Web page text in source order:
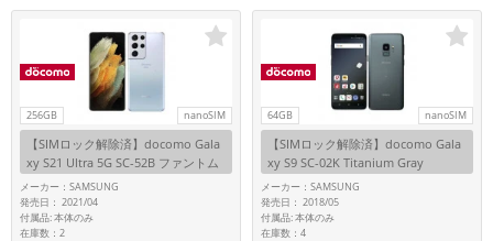
256GB nanoSIM
【SIMロック解除済】docomo Gala
xy S21 Ultra 5G SC-52B ファントム
シルバー
メーカー：SAMSUNG
発売日： 2021/04
付属品: 本体のみ
在庫数：2
64GB nanoSIM
【SIMロック解除済】docomo Gala
xy S9 SC-02K Titanium Gray
メーカー：SAMSUNG
発売日： 2018/05
付属品: 本体のみ
在庫数：4
製造、販売メーカーの絞り込み
「Apple」「SONY」「SHARP」など
機能・特徴
商品の搭載機能による絞り込み
「5G対応」「防水」「ワンセグ」など
ドライブ
ドライブの絞り込み